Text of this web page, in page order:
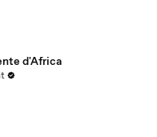
d'Africa